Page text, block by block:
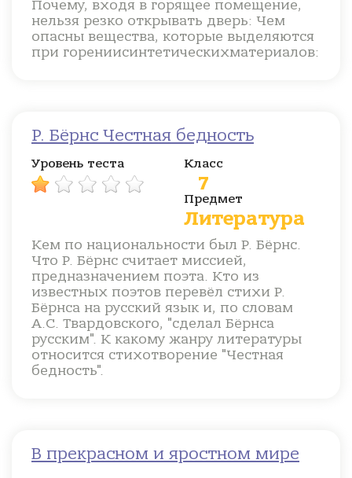
Почему, входя в горящее помещение,
нельзя резко открывать дверь: Чем
опасны вещества, которые выделяются
при горениисинтетическихматериалов:
Р. Бёрнс Честная бедность
Уровень теста Класс
7
Предмет
Литература
Кем по национальности был Р. Бёрнс.
Что Р. Бёрнс считает миссией,
предназначением поэта. Кто из
известных поэтов перевёл стихи Р.
Бёрнса на русский язык и, по словам
А.С. Твардовского, "сделал Бёрнса
русским". К какому жанру литературы
относится стихотворение "Честная
бедность".
В прекрасном и яростном мире